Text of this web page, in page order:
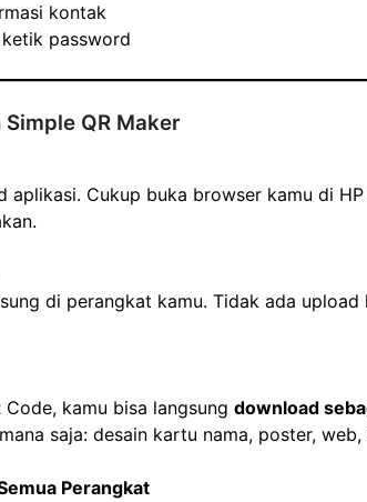
kontak
password
QR Maker
aplikasi. Cukup buka browser kamu di
di perangkat kamu. Tidak ada
Code, kamu bisa langsungdownload
saja: desain kartu nama, poster,
Perangkat